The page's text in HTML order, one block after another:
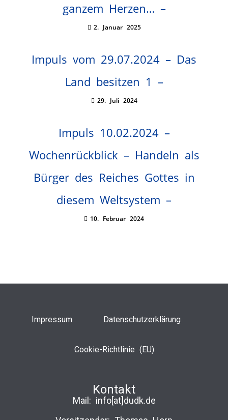
ganzem Herzen… –
2. Januar 2025
Impuls vom 29.07.2024 – Das
Land besitzen 1 –
29. Juli 2024
Impuls 10.02.2024 –
Wochenrückblick – Handeln als
Bürger des Reiches Gottes in
diesem Weltsystem –
10. Februar 2024
Impressum Datenschutzerklärung
Cookie-Richtlinie (EU)
Kontakt
Mail: info[at]dudk.de